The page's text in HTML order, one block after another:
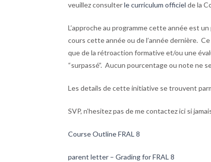
veuillez consulterle curriculum officiel de la
L’approche au programme cette année est
cours cette année ou de l’année dernière.
que de la rétroaction formative et/ou une
“surpassé”. Aucun pourcentage ou note ne
Les details de cette initiative se trouvent
SVP, n’hesitez pas de me contactez ici si
Course Outline FRAL 8
parent letter – Grading for FRAL 8